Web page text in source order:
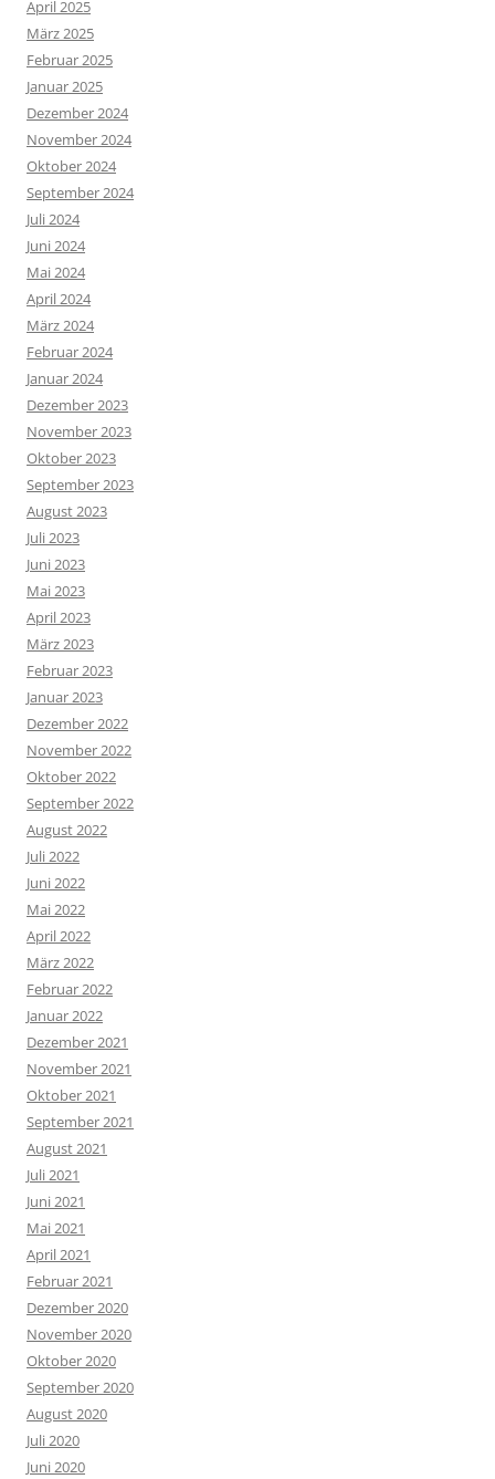
April 2025
März 2025
Februar 2025
Januar 2025
Dezember 2024
November 2024
Oktober 2024
September 2024
Juli 2024
Juni 2024
Mai 2024
April 2024
März 2024
Februar 2024
Januar 2024
Dezember 2023
November 2023
Oktober 2023
September 2023
August 2023
Juli 2023
Juni 2023
Mai 2023
April 2023
März 2023
Februar 2023
Januar 2023
Dezember 2022
November 2022
Oktober 2022
September 2022
August 2022
Juli 2022
Juni 2022
Mai 2022
April 2022
März 2022
Februar 2022
Januar 2022
Dezember 2021
November 2021
Oktober 2021
September 2021
August 2021
Juli 2021
Juni 2021
Mai 2021
April 2021
Februar 2021
Dezember 2020
November 2020
Oktober 2020
September 2020
August 2020
Juli 2020
Juni 2020